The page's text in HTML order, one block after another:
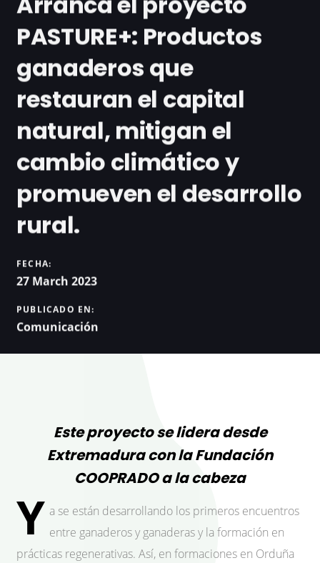
PASTURE+: Productos
ganaderos que
restauran el capital
natural, mitigan el
cambio climático y
promueven el desarrollo
rural.
FECHA:
27 March 2023
PUBLICADO EN:
Comunicación
Este proyecto se lidera desde
Extremadura con la Fundación
COOPRADO a la cabeza
Y a se están desarrollando los primeros encuentros
entre ganaderos y ganaderas y la formación en
prácticas regenerativas. Así, en formaciones en Orduña